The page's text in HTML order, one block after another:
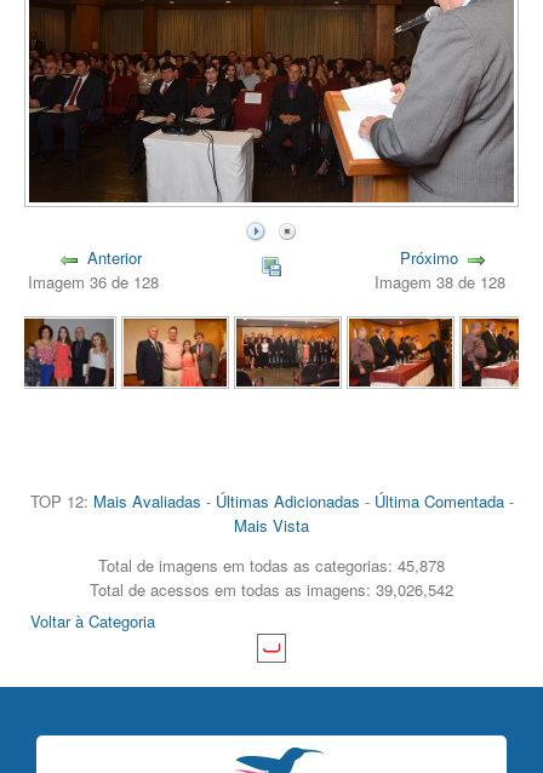
Anterior
Imagem 36 de 128
Próximo
Imagem 38 de 128
TOP 12: Mais Avaliadas - Últimas Adicionadas - Última Comentada-
Mais Vista
Total de imagens em todas as categorias: 45,878
Total de acessos em todas as imagens: 39,026,542
Voltar à Categoria